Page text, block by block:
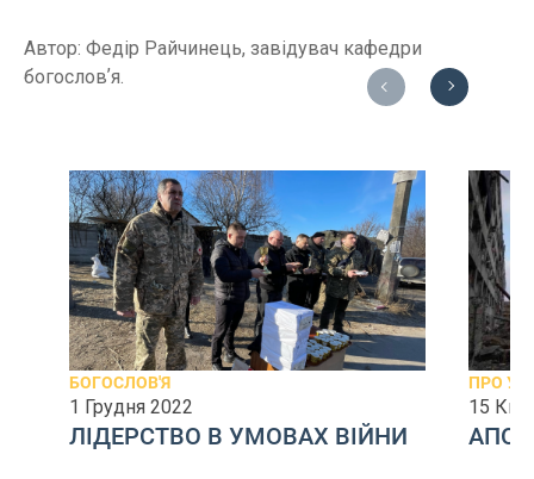
Автор: Федір Райчинець, завідувач кафедри
богословʼя.
Previous
БОГОСЛОВ'Я
1 Грудня 2022
ЛІДЕРСТВО В УМОВАХ ВІЙНИ
ПРО
15
Next